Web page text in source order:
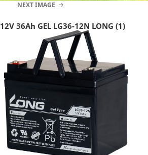
NEXT IMAGE
12V 36Ah GEL LG36-12N LONG (1)